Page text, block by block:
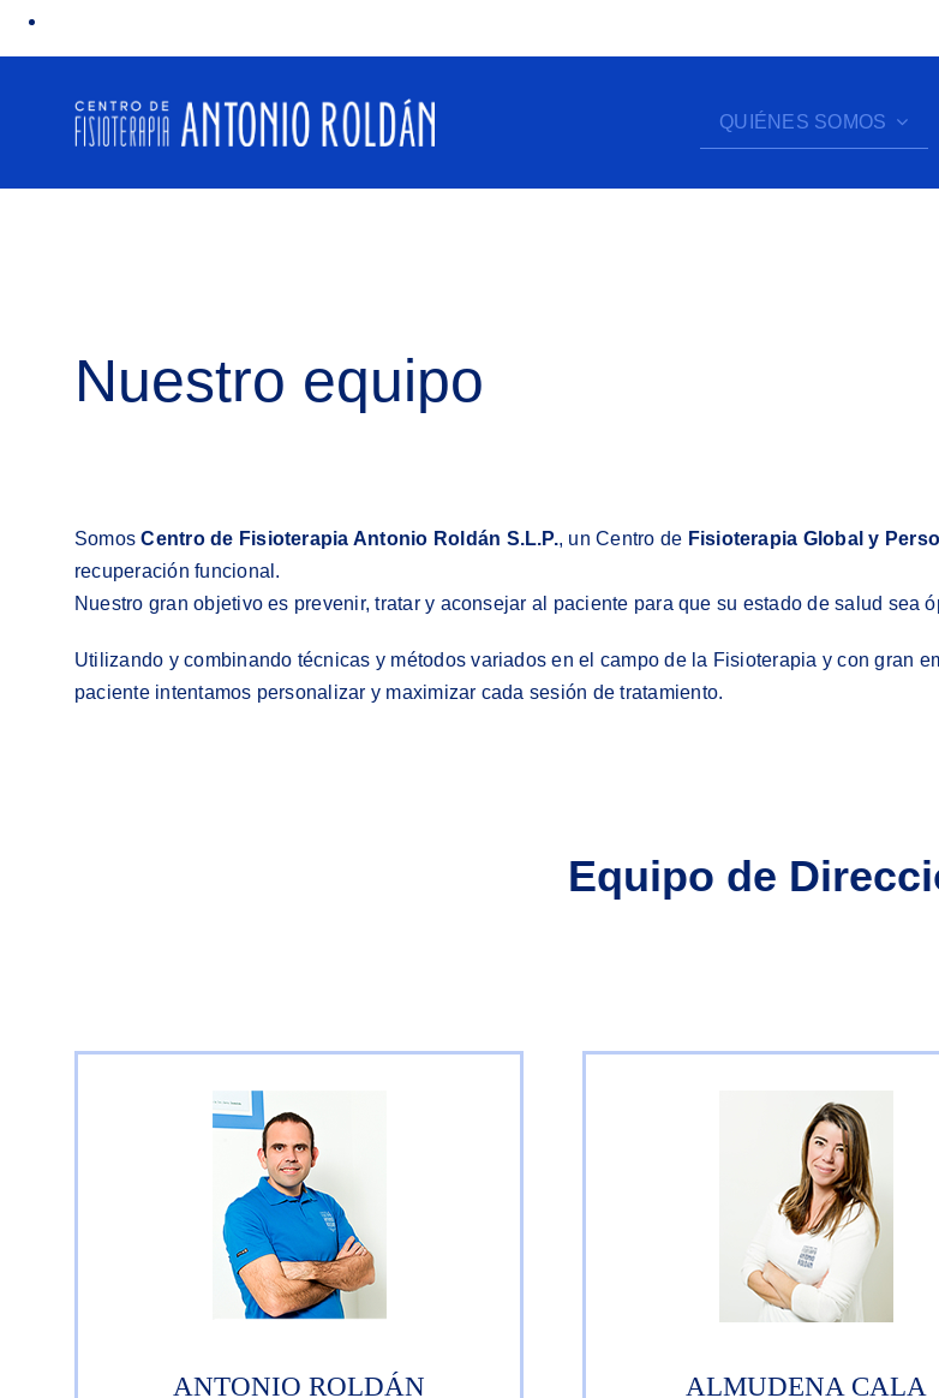
contenido
QUIÉNES SOMOS
Nuestro equipo
SomosCentro de Fisioterapia Antonio Roldán S.L.P., un Centro de Fisioterapia Global y
recuperación funcional.
Nuestro gran objetivo es prevenir, tratar y aconsejar al paciente para que su estado de salud sea
Utilizando y combinando técnicas y métodos variados en el campo de la Fisioterapia y con gran
paciente intentamos personalizar y maximizar cada sesión de tratamiento.
Equipo de
ANTONIO ROLDÁN ALMUDENA CALA